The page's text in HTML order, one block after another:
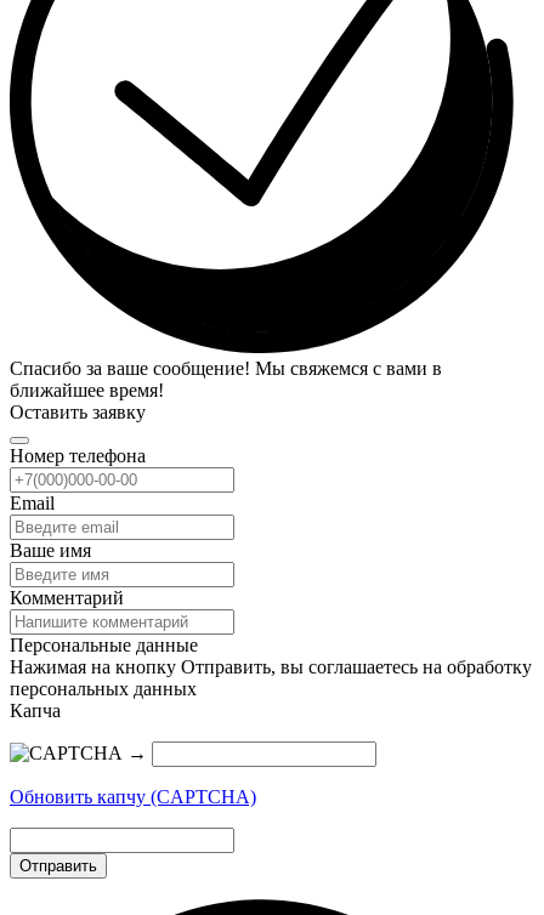
Спасибо за ваше сообщение! Мы свяжемся с вами в
ближайшее время!
Оставить заявку
Номер телефона
Email
Ваше имя
Комментарий
Персональные данные
Нажимая на кнопку Отправить, вы соглашаетесь на обработку
персональных данных
Капча
→
Обновить капчу (CAPTCHA)
Отправить